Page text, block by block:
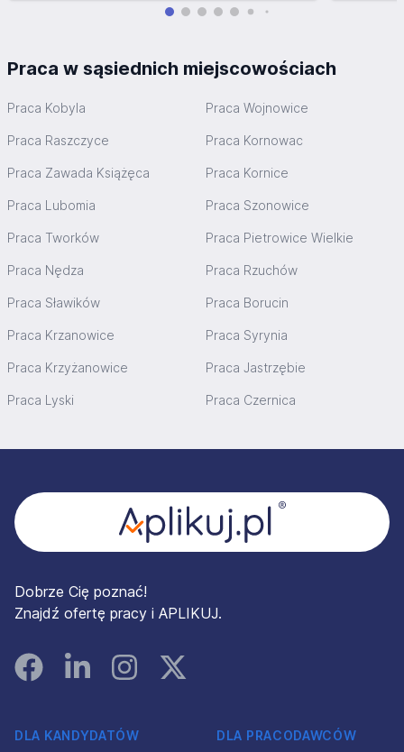
Praca w sąsiednich miejscowościach
Praca Kobyla Praca Wojnowice
Praca Raszczyce Praca Kornowac
Praca Zawada Książęca Praca Kornice
Praca Lubomia Praca Szonowice
Praca Tworków Praca Pietrowice Wielkie
Praca Nędza Praca Rzuchów
Praca Sławików Praca Borucin
Praca Krzanowice Praca Syrynia
Praca Krzyżanowice Praca Jastrzębie
Praca Lyski Praca Czernica
Dobrze Cię poznać!
Znajdź ofertę pracy i APLIKUJ.
FacebookLinked InInstagramInstagram
DLA KANDYDATÓW DLA PRACODAWCÓW